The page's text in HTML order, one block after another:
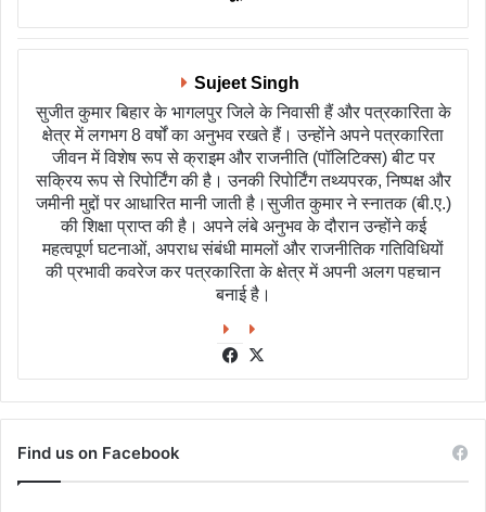
Sujeet Singh
सुजीत कुमार बिहार के भागलपुर जिले के निवासी हैं और पत्रकारिता के
क्षेत्र में लगभग 8 वर्षों का अनुभव रखते हैं। उन्होंने अपने पत्रकारिता
जीवन में विशेष रूप से क्राइम और राजनीति (पॉलिटिक्स) बीट पर
सक्रिय रूप से रिपोर्टिंग की है। उनकी रिपोर्टिंग तथ्यपरक, निष्पक्ष और
जमीनी मुद्दों पर आधारित मानी जाती है।सुजीत कुमार ने स्नातक (बी.ए.)
की शिक्षा प्राप्त की है। अपने लंबे अनुभव के दौरान उन्होंने कई
महत्वपूर्ण घटनाओं, अपराध संबंधी मामलों और राजनीतिक गतिविधियों
की प्रभावी कवरेज कर पत्रकारिता के क्षेत्र में अपनी अलग पहचान
बनाई है।
Facebook
Find us on Facebook